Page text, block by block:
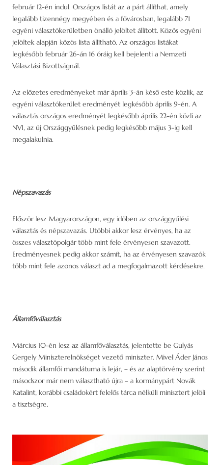
február 12-én indul. Országos listát az a párt állíthat, amely
legalább tizennégy megyében és a fővárosban, legalább 71
egyéni választókerületben önálló jelöltet állított. Közös egyéni
jelöltek alapján közös lista állítható. Az országos listákat
legkésőbb február 26-án 16 óráig kell bejelenti a Nemzeti
Választási Bizottságnál.
Az előzetes eredményeket már április 3-án késő este közlik, az
egyéni választókerület eredményét legkésőbb április 9-én. A
választás országos eredményét legkésőbb április 22-én közli az
NVI, az új Országgyűlésnek pedig legkésőbb május 3-ig kell
megalakulnia.
Népszavazás
Először lesz Magyarországon, egy időben az országgyűlési
választás és népszavazás. Utóbbi akkor lesz érvényes, ha az
összes választópolgár több mint fele érvényesen szavazott.
Eredményesnek pedig akkor számít, ha az érvényesen szavazók
több mint fele azonos választ ad a megfogalmazott kérdésekre.
Államfőválasztás
Március 10-én lesz az államfőválasztás, jelentette be Gulyás
Gergely Miniszterelnökséget vezető miniszter. Mivel Áder János
második államfői mandátuma is lejár, – és az alaptörvény szerint
másodszor már nem választható újra – a kormánypárt Novák
Katalint, korábbi családokért felelős tárca nélküli minisztert jelöli
a tisztségre.